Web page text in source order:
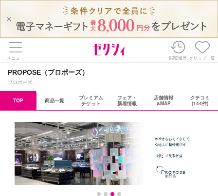
メニュー 閲覧履歴 クリップ一覧
PROPOSE（プロポーズ）
プロポーズ
TOP 商品一覧
プレミアム
チケット
フェア・
新着情報
店舗情報
&MAP
クチコミ
(144件)